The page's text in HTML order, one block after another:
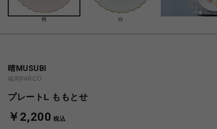
桃 白
晴MUSUBI
福岡PARCO
プレートL ももとせ
￥2,200 税込